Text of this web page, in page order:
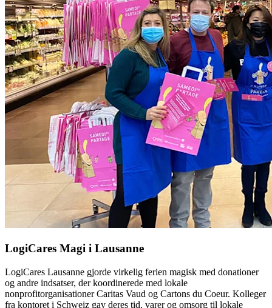
LogiCares Magi i Lausanne
LogiCares Lausanne gjorde virkelig ferien magisk med donationer
og andre indsatser, der koordinerede med lokale
nonprofitorganisationer Caritas Vaud og Cartons du Coeur. Kolleger
fra kontoret i Schweiz gav deres tid, varer og omsorg til lokale